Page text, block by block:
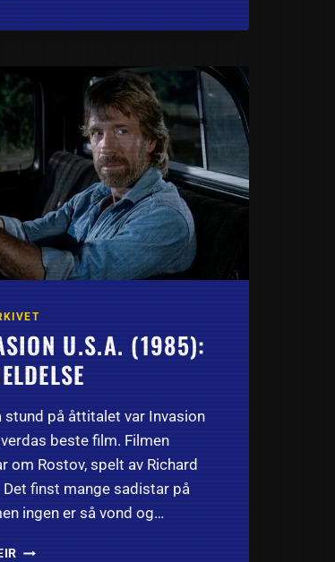
U.S.A. (1985):
stund på åttitalet var Invasion
verdas beste film. Filmen
om Rostov, spelt av Richard
Det finst mange sadistar på
ingen er så vond og…
INVASION